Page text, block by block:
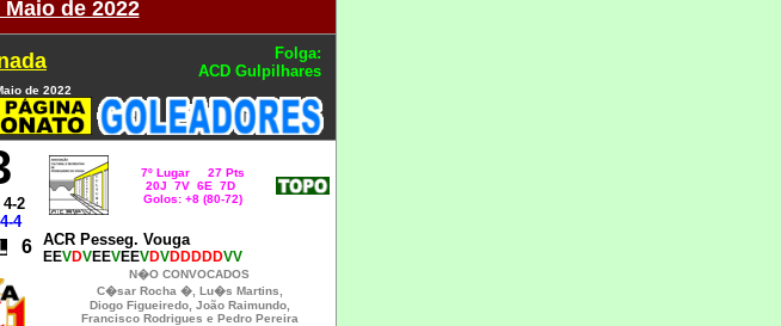
de 2022
Folga:
ACD Gulpilhares
de 2022
2
4
7º Lugar 27 Pts
20J 7V 6E 7D
Golos: +8 (80-72)
6 ACR Pesseg. Vouga
EEVDVEEVEEVDVDDDDDVV
N�O CONVOCADOS
C�sar Rocha �, Lu�s Martins,
Diogo Figueiredo, João Raimundo,
Francisco Rodrigues e Pedro Pereira